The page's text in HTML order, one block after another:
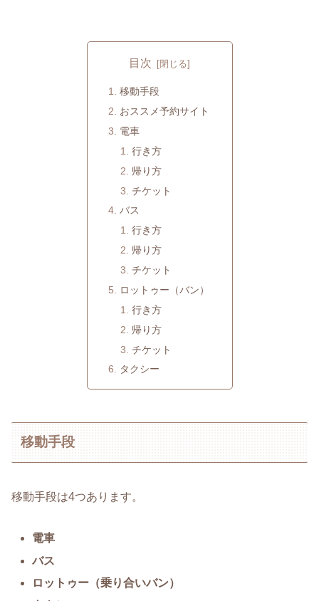
目次
移動手段
おススメ予約サイト
電車
行き方
帰り方
チケット
バス
行き方
帰り方
チケット
ロットゥー（バン）
行き方
帰り方
チケット
タクシー
移動手段
移動手段は4つあります。
電車
バス
ロットゥー（乗り合いバン）